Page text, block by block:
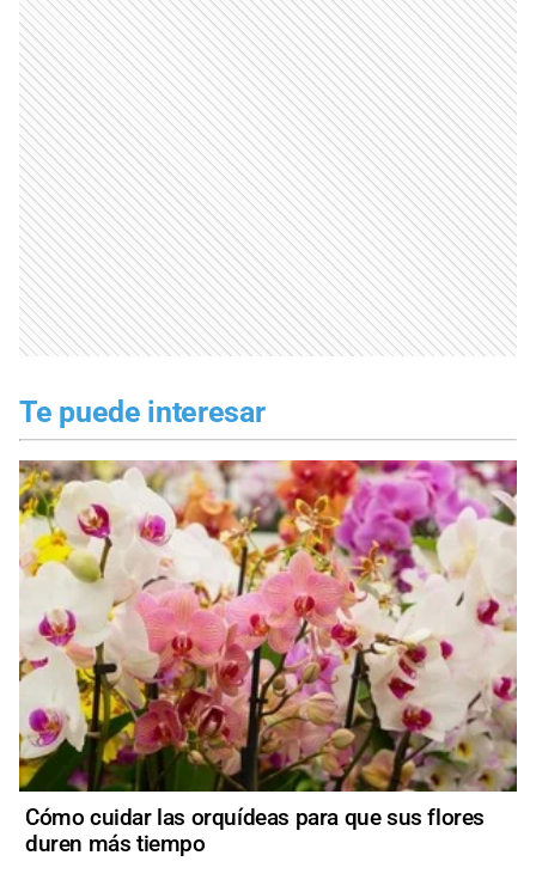
Te puede interesar
Cómo cuidar las orquídeas para que sus flores
duren más tiempo